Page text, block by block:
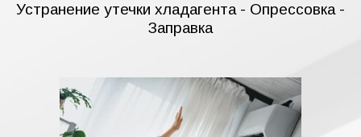
Устранение утечки хладагента - Опрессовка -
Заправка